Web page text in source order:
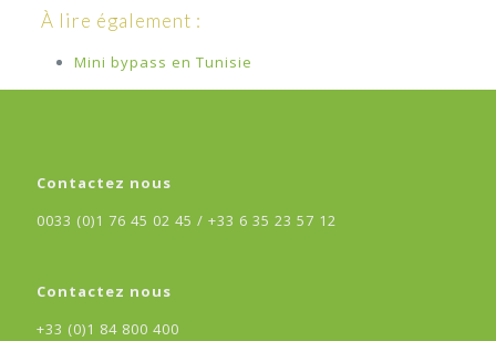
À lire également :
Mini bypass en Tunisie
Contactez nous
0033 (0)1 76 45 02 45 / +33 6 35 23 57 12
Contactez nous
+33 (0)1 84 800 400